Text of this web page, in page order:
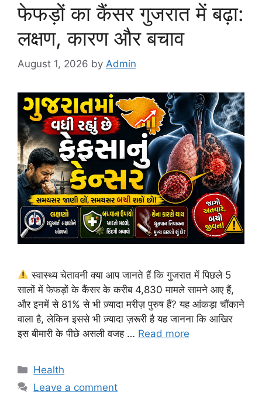
फेफड़ों का कैंसर गुजरात में बढ़ा:
लक्षण, कारण और बचाव
August 1, 2026 by Admin
स्वास्थ्य चेतावनी क्या आप जानते हैं कि गुजरात में पिछले 5
सालों में फेफड़ों के कैंसर के करीब 4,830 मामले सामने आए हैं,
और इनमें से 81% से भी ज़्यादा मरीज़ पुरुष हैं? यह आंकड़ा चौंकाने
वाला है, लेकिन इससे भी ज़्यादा ज़रूरी है यह जानना कि आखिर
इस बीमारी के पीछे असली वजह … Read more
Categories
Health
Leave a comment